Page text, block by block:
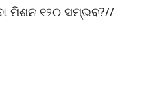
ମିଶନ ୧୨୦ ସମ୍ଭବ?//